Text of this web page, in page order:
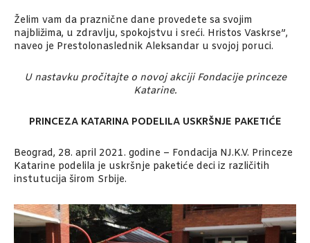
Želim vam da praznične dane provedete sa svojim
najbližima, u zdravlju, spokojstvu i sreći. Hristos Vaskrse”,
naveo je Prestolonaslednik Aleksandar u svojoj poruci.
U nastavku pročitajte o novoj akciji Fondacije princeze
Katarine.
PRINCEZA KATARINA PODELILA USKRŠNJE PAKETIĆE
Beograd, 28. april 2021. godine – Fondacija NJ.K.V. Princeze
Katarine podelila je uskršnje paketiće deci iz različitih
instutucija širom Srbije.